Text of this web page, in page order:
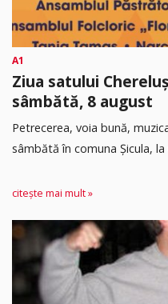
A1
Ziua satului
sâmbătă, 8 august
Petrecerea, voia bună,
sâmbătă în comuna Șicula, la
citește mai mult »